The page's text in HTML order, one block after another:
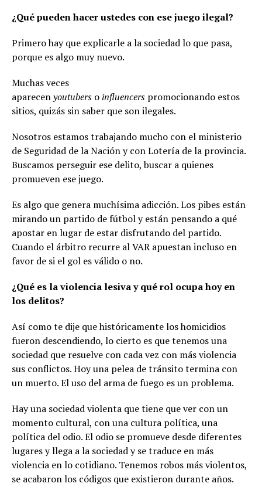
¿Qué pueden hacer ustedes con ese juego ilegal?
Primero hay que explicarle a la sociedad lo que pasa,
porque es algo muy nuevo.
Muchas veces
aparecenyoutubers o influencers promocionando estos
sitios, quizás sin saber que son ilegales.
Nosotros estamos trabajando mucho con el ministerio
de Seguridad de la Nación y con Lotería de la provincia.
Buscamos perseguir ese delito, buscar a quienes
promueven ese juego.
Es algo que genera muchísima adicción. Los pibes están
mirando un partido de fútbol y están pensando a qué
apostar en lugar de estar disfrutando del partido.
Cuando el árbitro recurre al VAR apuestan incluso en
favor de si el gol es válido o no.
¿Qué es la violencia lesiva y qué rol ocupa hoy en
los delitos?
Así como te dije que históricamente los homicidios
fueron descendiendo, lo cierto es que tenemos una
sociedad que resuelve con cada vez con más violencia
sus conflictos. Hoy una pelea de tránsito termina con
un muerto. El uso del arma de fuego es un problema.
Hay una sociedad violenta que tiene que ver con un
momento cultural, con una cultura política, una
política del odio. El odio se promueve desde diferentes
lugares y llega a la sociedad y se traduce en más
violencia en lo cotidiano. Tenemos robos más violentos,
se acabaron los códigos que existieron durante años.